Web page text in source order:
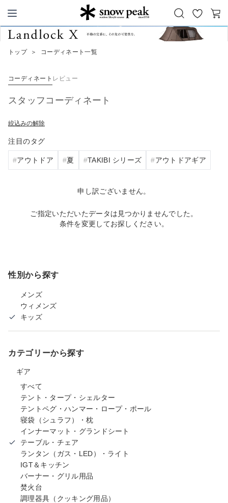
Snow Peak
お
気
カ
トップ ＞ コーディネート一覧
コーディネート レビュー
スタッフコーディネート
絞込みの解除
注目のタグ
アウトドア 夏 TAKIBI シリーズ アウトドアギア
申し訳ございません。
ご指定いただいたデータは見つかりませんでした。
条件を変更してお探しください。
性別から探す
メンズ
ウィメンズ
キッズ
カテゴリーから探す
ギア
すべて
テント・タープ・シェルター
テントペグ・ハンマー・ロープ・ポール
寝袋（シュラフ）・枕
インナーマット・グランドシート
テーブル・チェア
ランタン（ガス・LED）・ライト
IGT＆キッチン
バーナー・グリル用品
焚火台
調理器具（クッキング用品）